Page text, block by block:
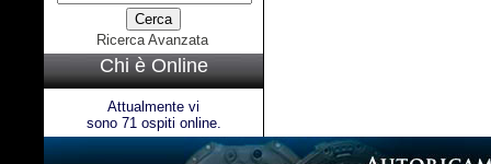
Ricerca Avanzata
Chi è Online
Attualmente vi
sono 71 ospiti online.